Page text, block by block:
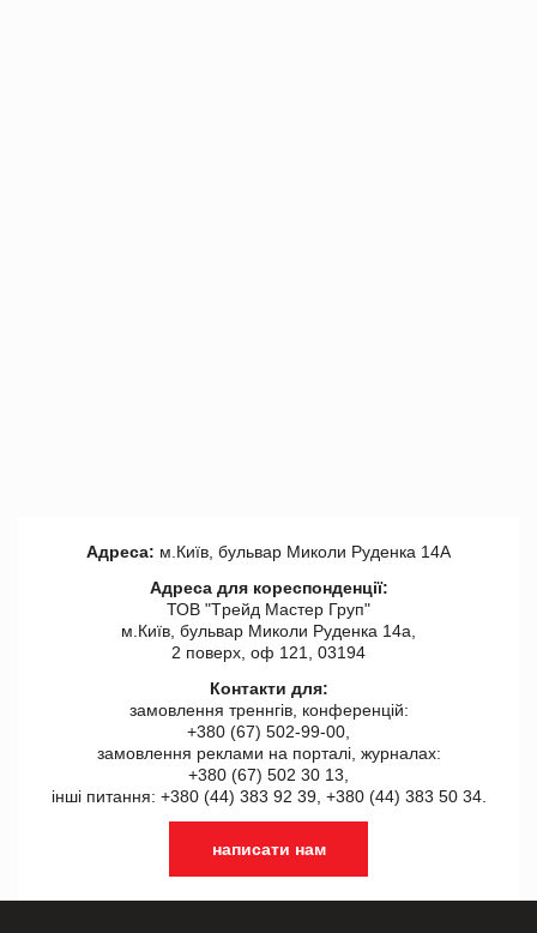
Адреса: м.Київ, бульвар Миколи Руденка 14А
Адреса для кореспонденції:
ТОВ "Tрейд Мастер Груп"
м.Київ, бульвар Миколи Руденка 14а,
2 поверх, оф 121, 03194
Контакти для:
замовлення треннгів, конференцій:
+380 (67) 502-99-00,
замовлення реклами на порталі, журналах:
+380 (67) 502 30 13,
інші питання: +380 (44) 383 92 39, +380 (44) 383 50 34.
написати нам